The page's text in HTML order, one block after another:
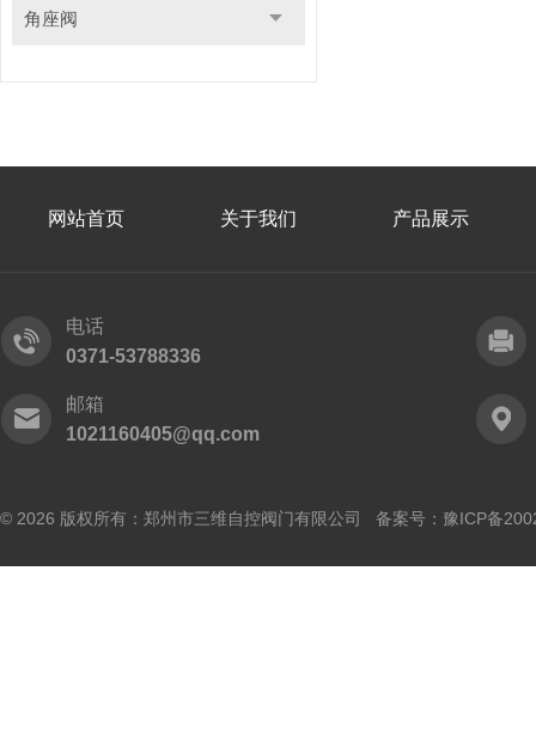
角座阀
网站首页 关于我们 产品展示
电话
0371-53788336
邮箱
1021160405@qq.com
© 2026 版权所有：郑州市三维自控阀门有限公司 备案号： 豫ICP备